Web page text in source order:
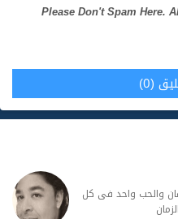
* Please Don't Spam Here.
(0)
والحب واحد فى كل